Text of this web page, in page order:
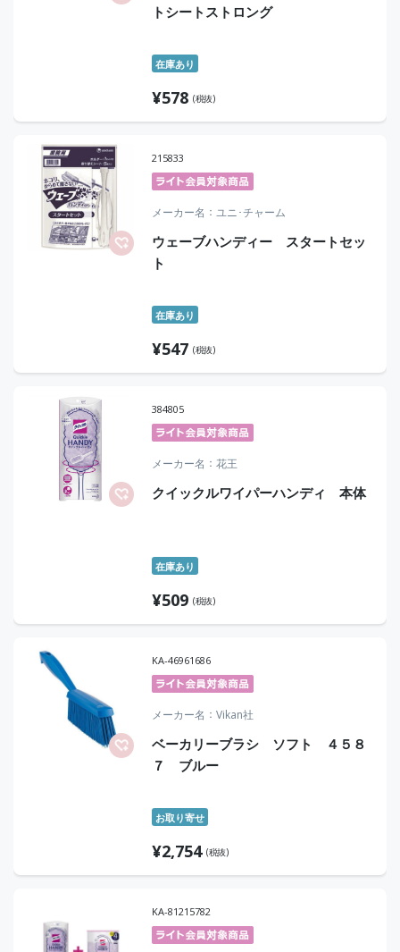
トシートストロング
在庫あり
¥578 (税抜)
215833
メーカー名 ユニ･チャーム
ウェーブハンディー スタートセッ
ト
在庫あり
¥547 (税抜)
384805
メーカー名 花王
クイックルワイパーハンディ 本体
在庫あり
¥509 (税抜)
KA-46961686
メーカー名 Vikan社
ベーカリーブラシ ソフト ４５８
７ ブルー
お取り寄せ
¥2,754 (税抜)
KA-81215782